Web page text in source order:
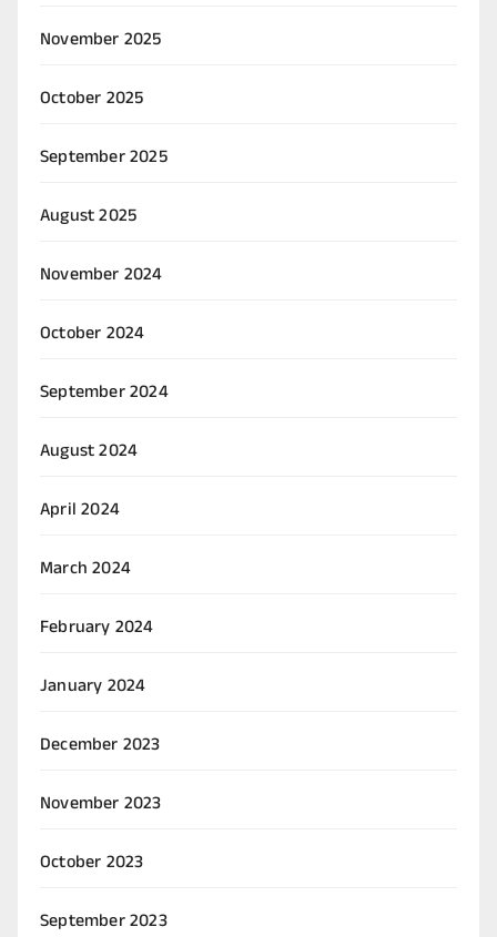
November 2025
October 2025
September 2025
August 2025
November 2024
October 2024
September 2024
August 2024
April 2024
March 2024
February 2024
January 2024
December 2023
November 2023
October 2023
September 2023